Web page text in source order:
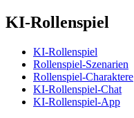
KI-Rollenspiel
KI-Rollenspiel
Rollenspiel-Szenarien
Rollenspiel-Charaktere
KI-Rollenspiel-Chat
KI-Rollenspiel-App